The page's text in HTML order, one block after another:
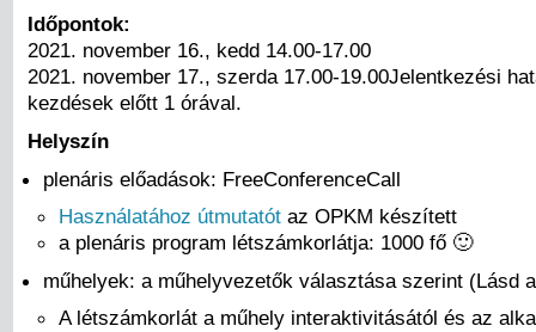
Időpontok:
2021. november 16., kedd 14.00-17.00
2021. november 17., szerda 17.00-19.00Jelentkezési
kezdések előtt 1 órával.
Helyszín
plenáris előadások: FreeConferenceCall
Használatához útmutatótaz OPKM készített
a plenáris program létszámkorlátja: 1000 fő 🙂
műhelyek: a műhelyvezetők választása szerint (Lásd
A létszámkorlát a műhely interaktivitásától és az